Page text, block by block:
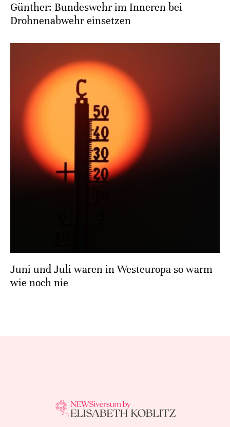
Günther: Bundeswehr im Inneren bei
Drohnenabwehr einsetzen
Juni und Juli waren in Westeuropa so warm
wie noch nie